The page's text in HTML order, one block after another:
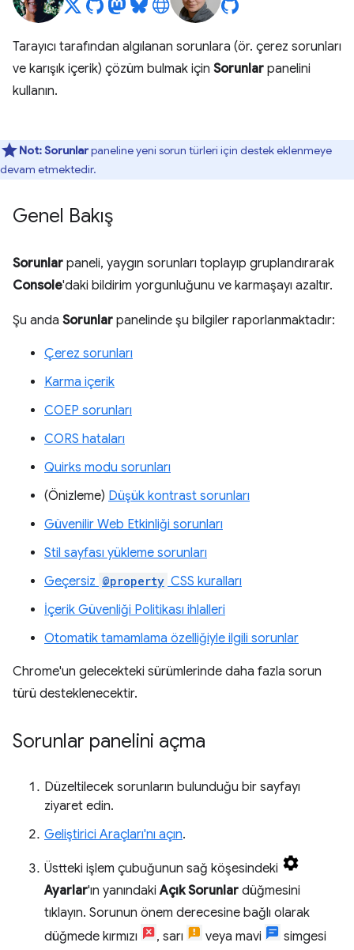
Tarayıcı tarafından algılanan sorunlara (ör. çerez sorunları
ve karışık içerik) çözüm bulmak için Sorunlar panelini
kullanın.
Not:Sorunlarpaneline yeni sorun türleri için destek eklenmeye
devam etmektedir.
Genel Bakış
Sorunlar paneli, yaygın sorunları toplayıp gruplandırarak
Console'daki bildirim yorgunluğunu ve karmaşayı azaltır.
Şu anda Sorunlar panelinde şu bilgiler raporlanmaktadır:
Çerez sorunları
Karma içerik
COEP sorunları
CORS hataları
Quirks modu sorunları
(Önizleme) Düşük kontrast sorunları
Güvenilir Web Etkinliği sorunları
Stil sayfası yükleme sorunları
Geçersiz @property CSS kuralları
İçerik Güvenliği Politikası ihlalleri
Otomatik tamamlama özelliğiyle ilgili sorunlar
Chrome'un gelecekteki sürümlerinde daha fazla sorun
türü desteklenecektir.
Sorunlar panelini açma
Düzeltilecek sorunların bulunduğu bir sayfayı
ziyaret edin.
Geliştirici Araçları'nı açın.
Üstteki işlem çubuğunun sağ köşesindeki
Ayarlar'ın yanındakiAçık Sorunlar düğmesini
tıklayın. Sorunun önem derecesine bağlı olarak
düğmede kırmızı
, sarı veya mavi
simgesi